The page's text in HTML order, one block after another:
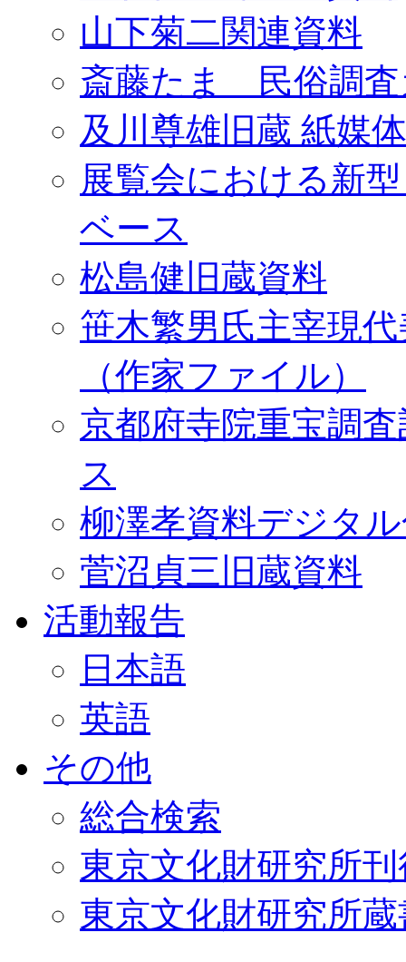
山下菊二関連資料
斎藤たま 民俗調査
及川尊雄旧蔵 紙媒
展覧会における新
ベース
松島健旧蔵資料
笹木繁男氏主宰現
（作家ファイル）
京都府寺院重宝調
ス
柳澤孝資料デジタ
菅沼貞三旧蔵資料
活動報告
日本語
英語
その他
総合検索
東京文化財研究所
東京文化財研究所